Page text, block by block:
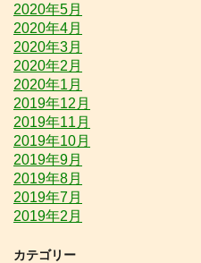
2020年5月
2020年4月
2020年3月
2020年2月
2020年1月
2019年12月
2019年11月
2019年10月
2019年9月
2019年8月
2019年7月
2019年2月
カテゴリー